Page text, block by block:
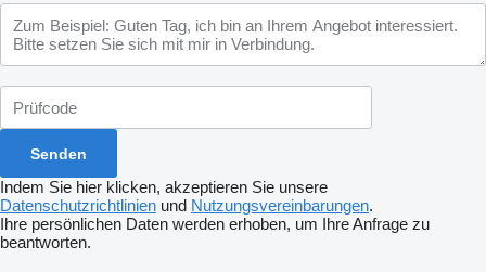
Indem Sie hier klicken, akzeptieren Sie unsere
Datenschutzrichtlinien und Nutzungsvereinbarungen.
Ihre persönlichen Daten werden erhoben, um Ihre Anfrage zu
beantworten.